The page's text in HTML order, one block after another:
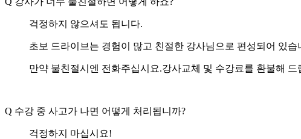
걱정하지 않으셔도 됩니다.
초보 드라이브는 경험이 많고 친절한 강사님으로 편성되어 있습
만약 불친절시엔 전화주십시요.강사교체 및 수강료를 환불해 드
Q 수강 중 사고가 나면 어떻게 처리됩니까?
걱정하지 마십시요!